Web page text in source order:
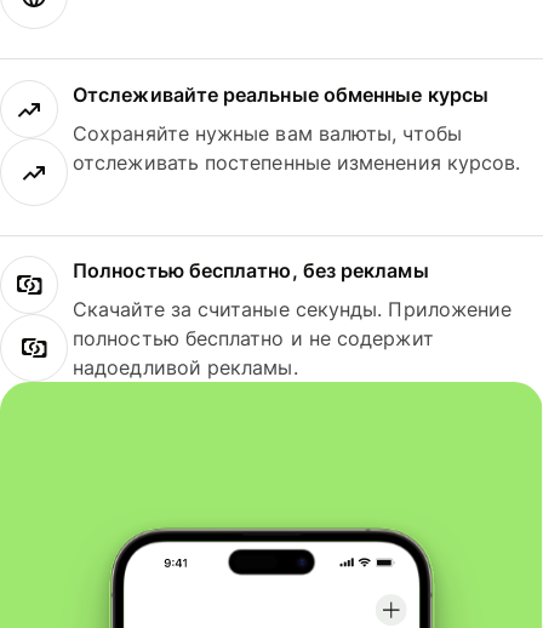
Отслеживайте реальные обменные курсы
Сохраняйте нужные вам валюты, чтобы
отслеживать постепенные изменения курсов.
Полностью бесплатно, без рекламы
Скачайте за считаные секунды. Приложение
полностью бесплатно и не содержит
надоедливой рекламы.